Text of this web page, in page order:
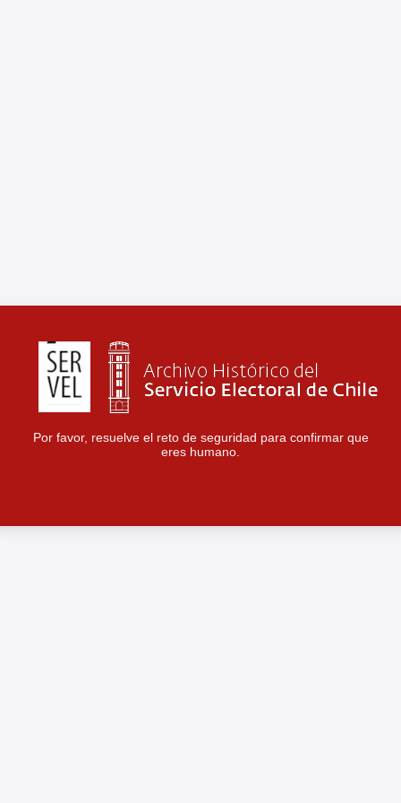
Por favor, resuelve el reto de seguridad para confirmar que
eres humano.